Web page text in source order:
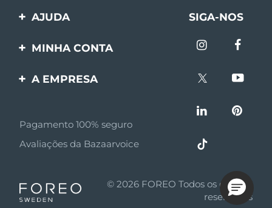
AJUDA
Entre em contato
SIGA-NOS
MINHA CONTA
Registro de produto
A EMPRESA
Afiliados
Notícias de afiliados
Parceiro minoritário
Pagamento 100% seguro
Avaliações da Bazaarvoice
© 2026 FOREO Todos os direitos
reservados